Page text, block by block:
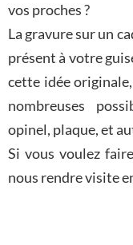
vos proches ?
La gravure sur un
présent à votre
cette idée
nombreuses
opinel, plaque, et
Si vous voulez
nous rendre visite